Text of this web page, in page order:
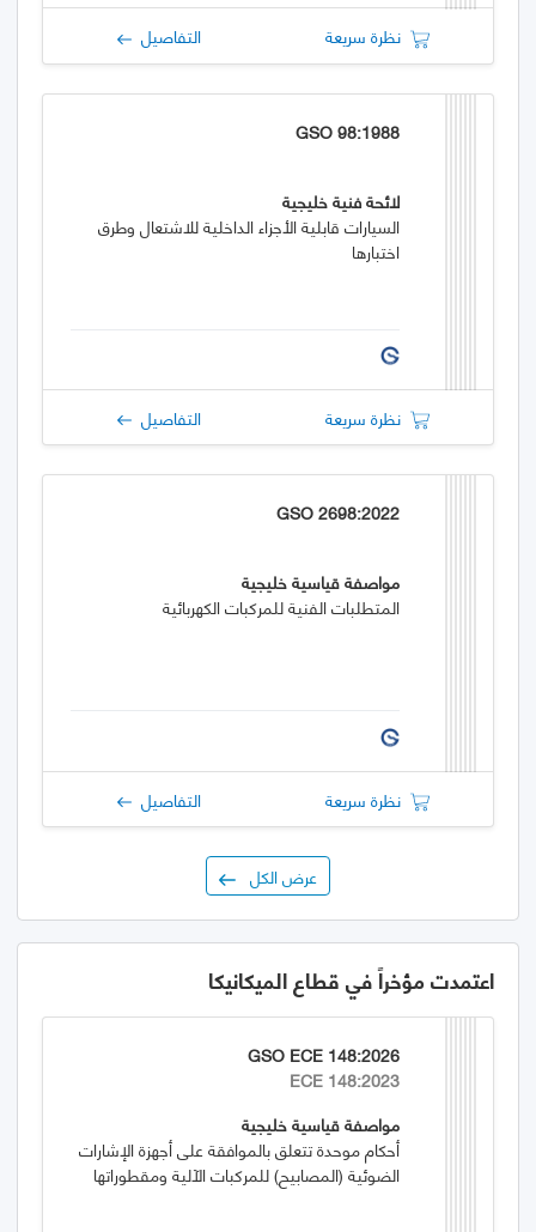
نظرة سريعة التفاصيل
GSO 98:1988
لائحة فنية خليجية
السيارات قابلية الأجزاء الداخلية للاشتعال وطرق
اختبارها
نظرة سريعة التفاصيل
GSO 2698:2022
مواصفة قياسية خليجية
المتطلبات الفنية للمركبات الكهربائية
نظرة سريعة التفاصيل
عرض الكل
اعتمدت مؤخراً في قطاع الميكانيكا
GSO ECE 148:2026
ECE 148:2023
مواصفة قياسية خليجية
أحكام موحدة تتعلق بالموافقة على أجهزة الإشارات
الضوئية (المصابيح) للمركبات الآلية ومقطوراتها